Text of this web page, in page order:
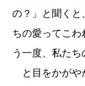
の？」と聞く
ちの愛ってこわ
う一度、私たち
と目をかがや